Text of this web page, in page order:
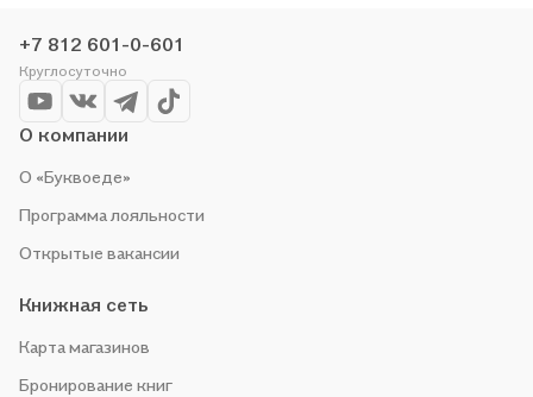
+7 812 601-0-601
Круглосуточно
О компании
О «Буквоеде»
Программа лояльности
Открытые вакансии
Книжная сеть
Карта магазинов
Бронирование книг